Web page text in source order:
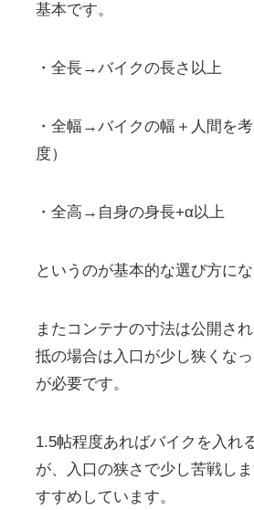
基本です。
・全長→バイクの長さ以上
・全幅→バイクの幅＋人間を
度）
・全高→自身の身長+α以上
というのが基本的な選び方にな
またコンテナの寸法は公開さ
抵の場合は入口が少し狭くな
が必要です。
1.5帖程度あればバイクを入れ
が、入口の狭さで少し苦戦し
すすめしています。